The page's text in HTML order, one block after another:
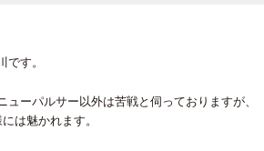
す。
ーパルサー以外は苦戦と伺っておりますが、
は魅かれます。